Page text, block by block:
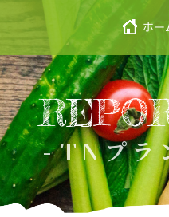
ホー
TNプラ